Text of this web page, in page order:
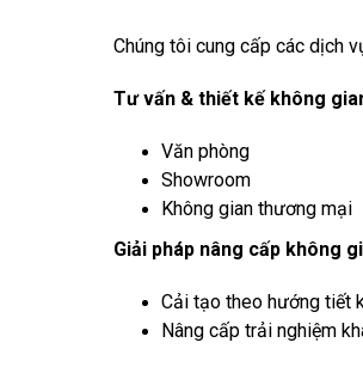
Chúng tôi cung cấp các dịch
Tư vấn & thiết kế không
Văn phòng
Showroom
Không gian thương mại
Giải pháp nâng cấp không
Cải tạo theo hướng tiết
Nâng cấp trải nghiệm